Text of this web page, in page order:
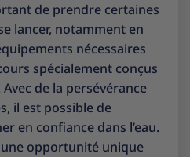
de prendre certaines
lancer, notamment en
nécessaires
spécialement conçus
de la persévérance
il est possible de
en confiance dans l’eau.
une opportunité unique